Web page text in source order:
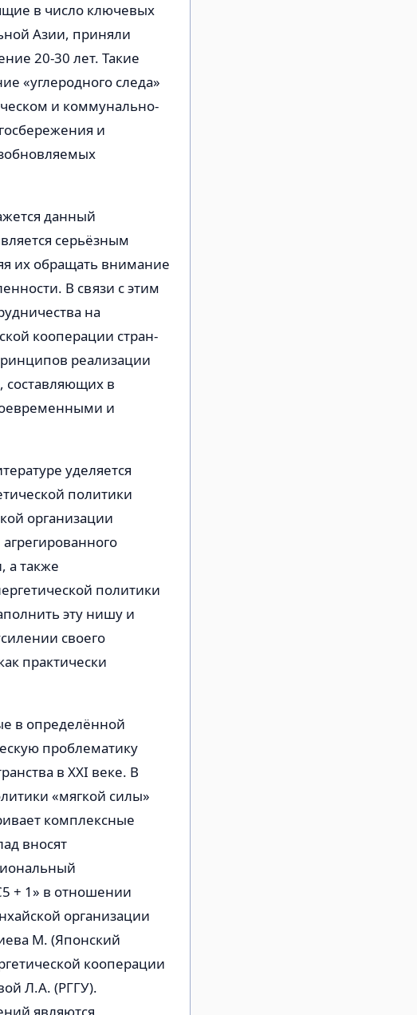
в число ключевых
Азии, приняли
20-30 лет. Такие
«углеродного следа»
и коммунально-
и
данный
серьёзным
их обращать внимание
В связи с этим
на
кооперации стран-
реализации
составляющих в
и
уделяется
политики
организации
а также
политики
эту нишу и
своего
практически
в определённой
проблематику
в XXI веке. В
«мягкой силы»
комплексные
вносят
+ 1» в отношении
организации
М. (Японский
кооперации
Л.А. (РГГУ).